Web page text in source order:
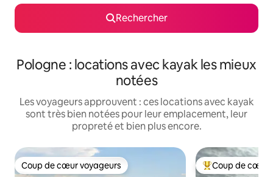
Rechercher
Pologne : locations avec kayak les mieux
notées
Les voyageurs approuvent : ces locations avec kayak
sont très bien notées pour leur emplacement, leur
propreté et bien plus encore.
Coup de cœur voyageurs
Coup de cœur voyageurs Coups de cœur
Coup de cœur